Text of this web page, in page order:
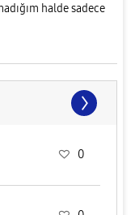
halde sadece
0